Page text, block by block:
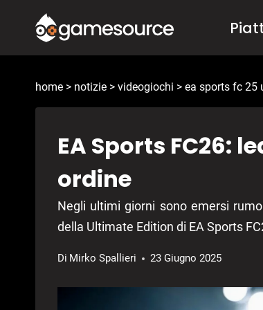
contenuto
home > notizie > videogiochi > ea sports fc 25
EA Sports FC26:
ordine
Negli ultimi giorni sono emersi
della Ultimate Edition di EA Sports
Di Mirko Spallieri 23 Giugno 2025